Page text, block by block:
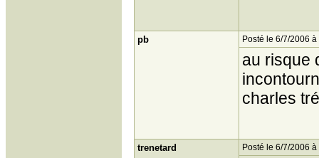
pb Posté le 6/7/2006 à
au risque
charles
trenetard Posté le 6/7/2006